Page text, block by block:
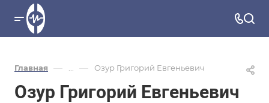
Главная — — Озур Григорий Евгеньевич
Озур Григорий Евгеньевич